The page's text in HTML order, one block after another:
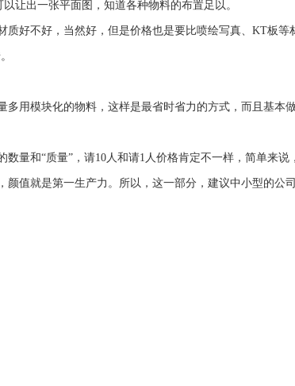
让出一张平面图，知道各种物料的布置足以。
好不好，当然好，但是价格也是要比喷绘写真、KT板等
用模块化的物料，这样是最省时省力的方式，而且基本
量和“质量”，请10人和请1人价格肯定不一样，简单来说
值就是第一生产力。所以，这一部分，建议中小型的公